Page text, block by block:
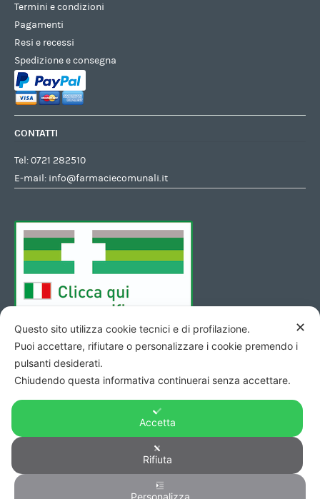
Termini e condizioni
Pagamenti
Resi e recessi
Spedizione e consegna
CONTATTI
Tel:0721 282510
E-mail: info@farmaciecomunali.it
Copyright © 2026 - Codice Fiscale/Partita Iva 01423690419 R.E.A.
di Pesaro n. 140952 -
✕
Questo sito utilizza cookie tecnici e di profilazione.
Puoi accettare, rifiutare o personalizzare i cookie premendo i
pulsanti desiderati.
Chiudendo questa informativa continuerai senza accettare.
Accetta
Rifiuta
Personalizza